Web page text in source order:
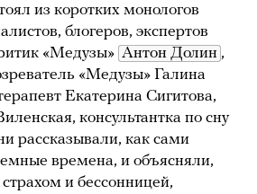
из коротких монологов
блогеров, экспертов
«Медузы» Антон Долин ,
«Медузы» Галина
Екатерина Сигитова,
консультантка по сну
рассказывали, как сами
времена, и объясняли,
и бессонницей,